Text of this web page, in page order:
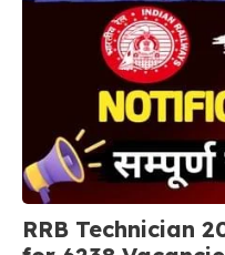
RRB Technician